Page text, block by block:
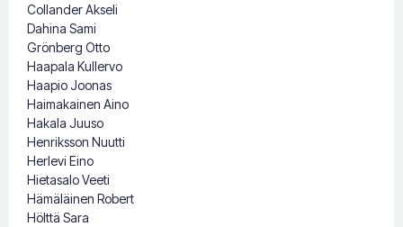
Collander Akseli
Dahina Sami
Grönberg Otto
Haapala Kullervo
Haapio Joonas
Haimakainen Aino
Hakala Juuso
Henriksson Nuutti
Herlevi Eino
Hietasalo Veeti
Hämäläinen Robert
Hölttä Sara